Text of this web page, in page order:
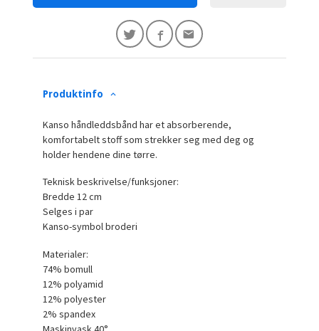
Produktinfo
Kanso håndleddsbånd har et absorberende,
komfortabelt stoff som strekker seg med deg og
holder hendene dine tørre.
Teknisk beskrivelse/funksjoner:
Bredde 12 cm
Selges i par
Kanso-symbol broderi
Materialer:
74% bomull
12% polyamid
12% polyester
2% spandex